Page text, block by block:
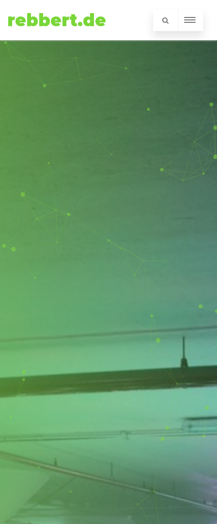
rebbert.de